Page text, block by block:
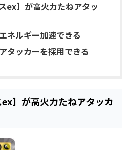
ex】が高火力たねアタッ
ネルギー加速できる
タッカーを採用できる
】が高火力たねアタッカ